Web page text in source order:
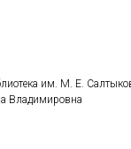
им. М. Е.
Владимировна